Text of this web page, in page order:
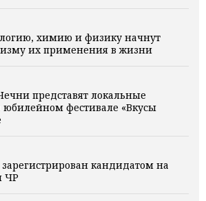
химию и физику начнут
их применения в жизни
представят локальные
юбилейном фестивале «Вкусы
кандидатом на
ЧР